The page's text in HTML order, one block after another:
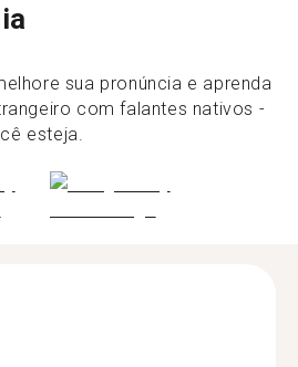
sua pronúncia e aprenda
com falantes nativos -
esteja.